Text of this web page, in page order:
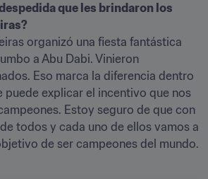
que les brindaron los
organizó una fiesta fantástica
a Abu Dabi. Vinieron
Eso marca la diferencia dentro
puede explicar el incentivo que nos
Estoy seguro de que con
todos y cada uno de ellos vamos a
de ser campeones del mundo.